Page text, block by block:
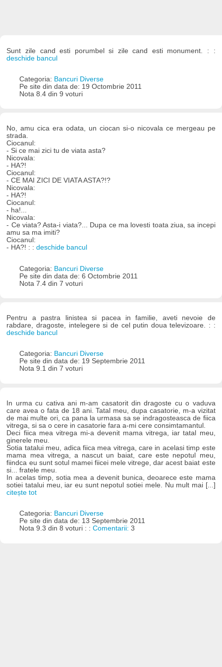
Sunt zile cand esti porumbel si zile cand esti monument. : :
deschide bancul
Categoria: Bancuri Diverse
Pe site din data de: 19 Octombrie 2011
Nota 8.4 din 9 voturi
No, amu cica era odata, un ciocan si-o nicovala ce mergeau pe
strada.
Ciocanul:
- Si ce mai zici tu de viata asta?
Nicovala:
- HA?!
Ciocanul:
- CE MAI ZICI DE VIATA ASTA?!?
Nicovala:
- HA?!
Ciocanul:
- ha!...
Nicovala:
- Ce viata? Asta-i viata?... Dupa ce ma lovesti toata ziua, sa incepi
amu sa ma imiti?
Ciocanul:
- HA?! : :deschide bancul
Categoria: Bancuri Diverse
Pe site din data de: 6 Octombrie 2011
Nota 7.4 din 7 voturi
Pentru a pastra linistea si pacea in familie, aveti nevoie de
rabdare, dragoste, intelegere si de cel putin doua televizoare. : :
deschide bancul
Categoria: Bancuri Diverse
Pe site din data de: 19 Septembrie 2011
Nota 9.1 din 7 voturi
In urma cu cativa ani m-am casatorit din dragoste cu o vaduva
care avea o fata de 18 ani. Tatal meu, dupa casatorie, m-a vizitat
de mai multe ori, ca pana la urmasa sa se indragosteasca de fiica
vitrega, si sa o cere in casatorie fara a-mi cere consimtamantul.
Deci fiica mea vitrega mi-a devenit mama vitrega, iar tatal meu,
ginerele meu.
Sotia tatalui meu, adica fiica mea vitrega, care in acelasi timp este
mama mea vitrega, a nascut un baiat, care este nepotul meu,
fiindca eu sunt sotul mamei fiicei mele vitrege, dar acest baiat este
si... fratele meu.
In acelas timp, sotia mea a devenit bunica, deoarece este mama
sotiei tatalui meu, iar eu sunt nepotul sotiei mele. Nu mult mai [...]
citește tot
Categoria: Bancuri Diverse
Pe site din data de: 13 Septembrie 2011
Nota 9.3 din 8 voturi : : Comentarii: 3